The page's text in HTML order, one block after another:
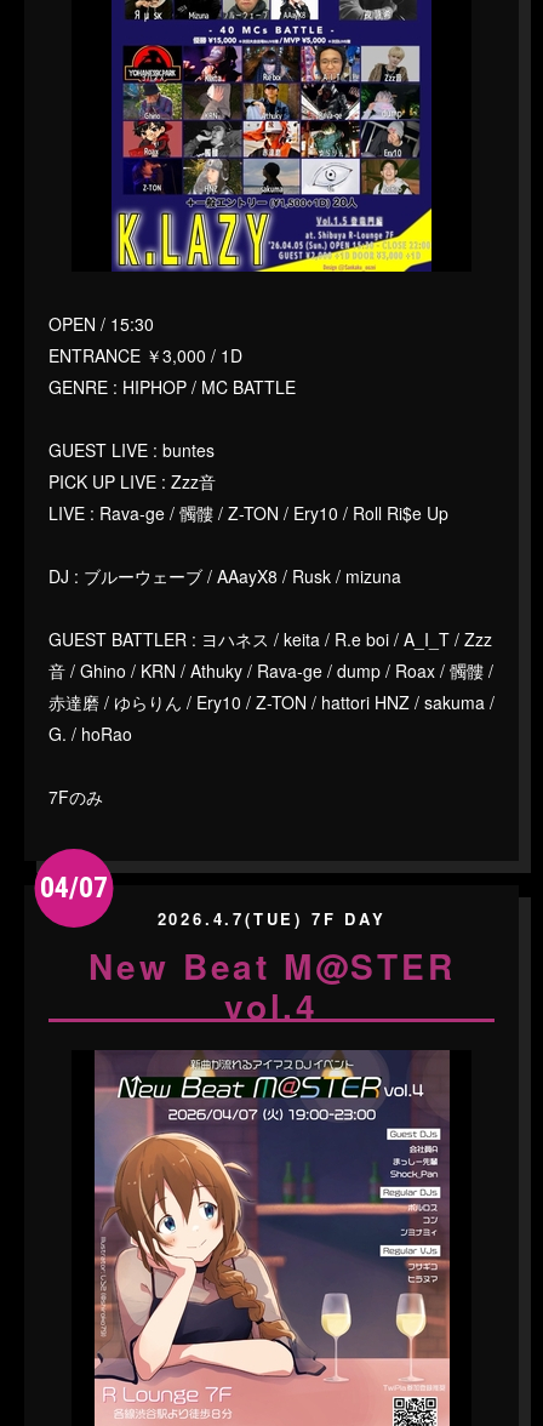
OPEN / 15:30
ENTRANCE ￥3,000 / 1D
GENRE : HIPHOP / MC BATTLE
GUEST LIVE : buntes
PICK UP LIVE : Zzz音
LIVE : Rava-ge / 髑髏 / Z-TON / Ery10 / Roll Ri$e Up
DJ : ブルーウェーブ / AAayX8 / Rusk / mizuna
GUEST BATTLER : ヨハネス / keita / R.e boi / A_I_T / Zzz
音 / Ghino / KRN / Athuky / Rava-ge / dump / Roax / 髑髏 /
赤達磨 / ゆらりん / Ery10 / Z-TON / hattori HNZ / sakuma /
G. / hoRao
7Fのみ
04/07
2026.4.7(TUE) 7F DAY
New Beat M@STER
vol.4